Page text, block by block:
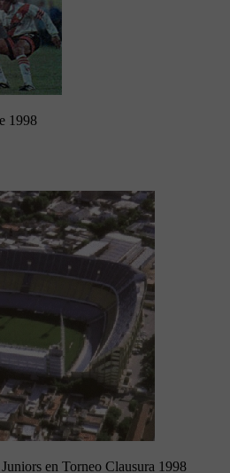
1998
en Torneo Clausura 1998